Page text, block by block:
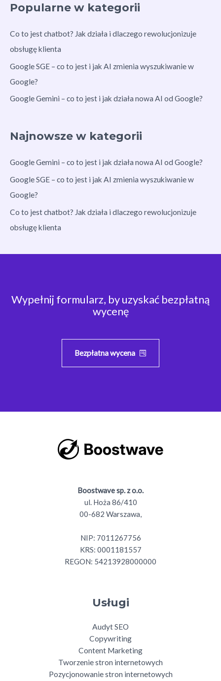
Popularne w kategorii
Co to jest chatbot? Jak działa i dlaczego rewolucjonizuje
obsługę klienta
Google SGE – co to jest i jak AI zmienia wyszukiwanie w
Google?
Google Gemini – co to jest i jak działa nowa AI od Google?
Najnowsze w kategorii
Google Gemini – co to jest i jak działa nowa AI od Google?
Google SGE – co to jest i jak AI zmienia wyszukiwanie w
Google?
Co to jest chatbot? Jak działa i dlaczego rewolucjonizuje
obsługę klienta
Wypełnij formularz, by uzyskać bezpłatną
wycenę
Bezpłatna wycena
Boostwave sp. z o.o.
ul. Hoża 86/410
00-682 Warszawa,
NIP: 7011267756
KRS: 0001181557
REGON: 54213928000000
Usługi
Audyt SEO
Copywriting
Content Marketing
Tworzenie stron internetowych
Pozycjonowanie stron internetowych